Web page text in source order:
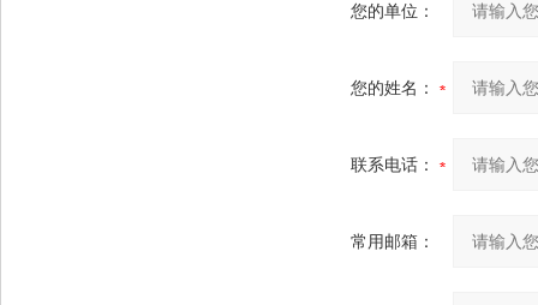
您的单位：
您的姓名：
联系电话：
常用邮箱：